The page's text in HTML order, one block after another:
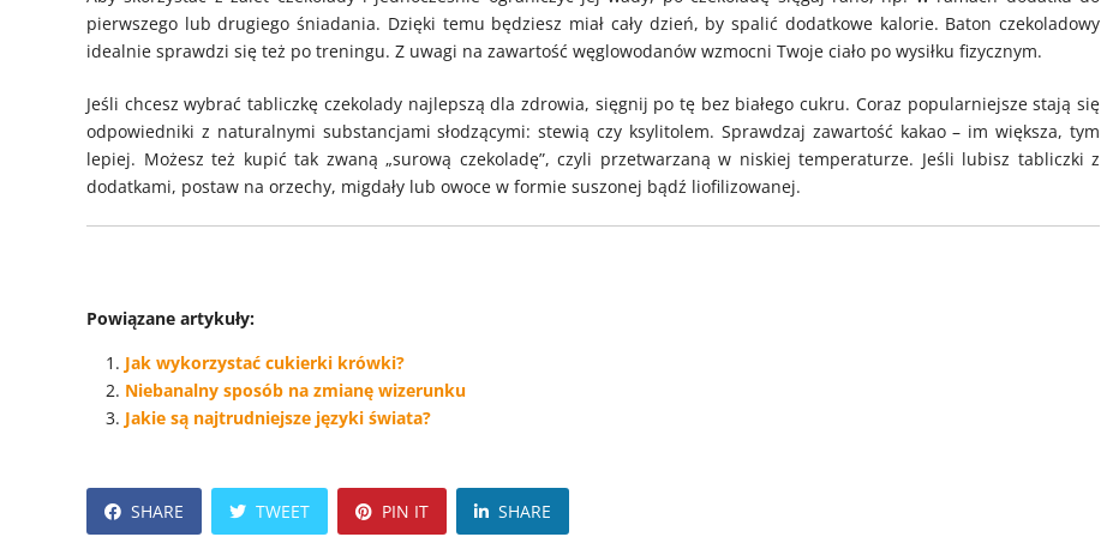
pierwszego lub drugiego śniadania. Dzięki temu będziesz miał cały dzień, by spalić dodatkowe kalorie. Baton czekoladowy
idealnie sprawdzi się też po treningu. Z uwagi na zawartość węglowodanów wzmocni Twoje ciało po wysiłku fizycznym.
Jeśli chcesz wybrać tabliczkę czekolady najlepszą dla zdrowia, sięgnij po tę bez białego cukru. Coraz popularniejsze stają się
odpowiedniki z naturalnymi substancjami słodzącymi: stewią czy ksylitolem. Sprawdzaj zawartość kakao – im większa, tym
lepiej. Możesz też kupić tak zwaną „surową czekoladę”, czyli przetwarzaną w niskiej temperaturze. Jeśli lubisz tabliczki z
dodatkami, postaw na orzechy, migdały lub owoce w formie suszonej bądź liofilizowanej.
Powiązane artykuły:
Jak wykorzystać cukierki krówki?
Niebanalny sposób na zmianę wizerunku
Jakie są najtrudniejsze języki świata?
SHARE TWEET PIN IT SHARE